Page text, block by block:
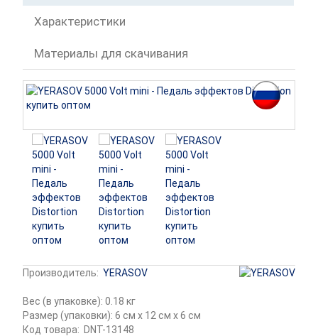
Характеристики
Материалы для скачивания
Производитель: YERASOV
Вес (в упаковке): 0.18 кг
Размер (упаковки): 6 см x 12 см x 6 см
Код товара: DNT-13148